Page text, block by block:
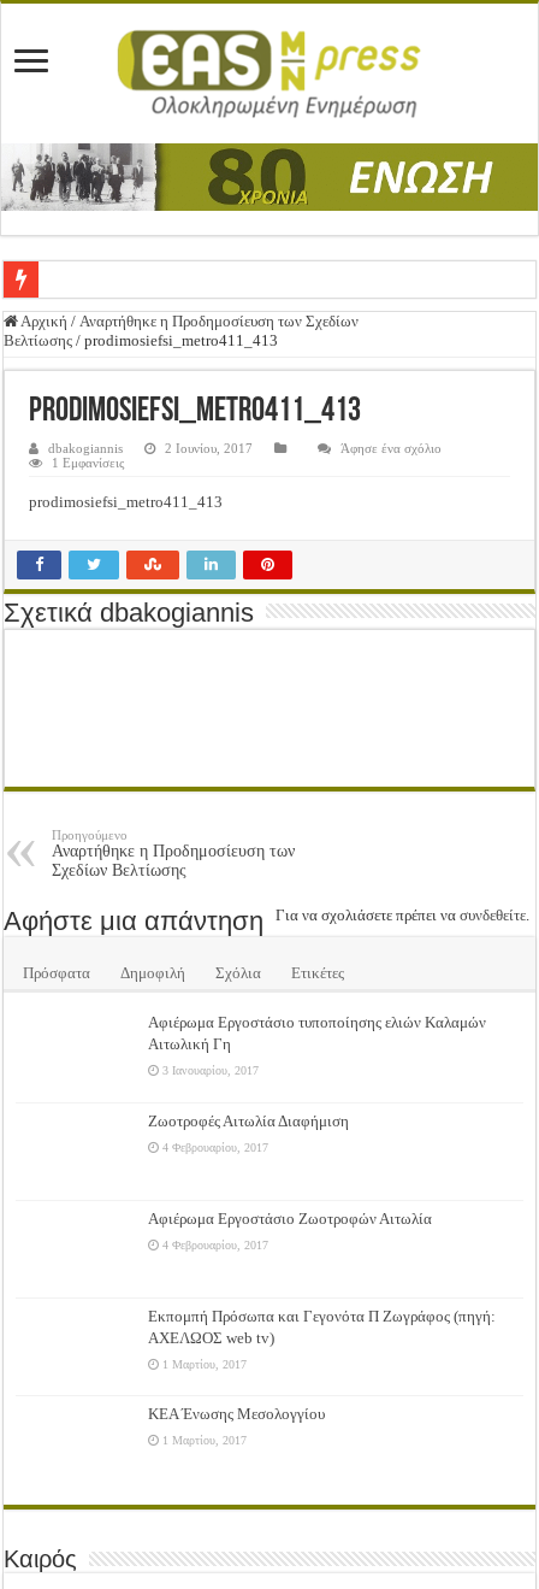
Ένωση Μεσολογγίου: Συγχαρητήρια Επιστολή προς Δήμο Μεσολογγίου
ΕΝΩΣΗ ΜΕΣΟΛΟΓΓΙΟΥ: ΕΚΛΟΓΙΚΗ ΓΕΝΙΚΗ ΣΥΝΕΛΕΥΣΗ
Ανακοίνωση: Επιστροφή ΦΠΑ
Καλά Χριστούγεννα! Καλή Χρονιά!
Tακτική Γενική Συνέλευση του Αγροτικού Συνεταιρισμού Μεσολογγίου-
Η περίοδος συγκομιδής της Ελιάς ξεκίνησε…με Μεγάλες Προσφορές!!
Οι Φθινοπωρινές σπορές ξεκίνησαν!
Αρχική / Αναρτήθηκε η Προδημοσίευση των Σχεδίων
Βελτίωσης / prodimosiefsi_metro411_413
prodimosiefsi_metro411_413
dbakogiannis 2 Ιουνίου, 2017
Άφησε ένα σχόλιο
1 Εμφανίσεις
prodimosiefsi_metro411_413
Σχετικά dbakogiannis
Προηγούμενο
Αναρτήθηκε η Προδημοσίευση των
Σχεδίων Βελτίωσης
Αφήστε μια απάντηση Για να σχολιάσετε πρέπει νασυνδεθείτε.
Πρόσφατα Δημοφιλή Σχόλια Ετικέτες
Αφιέρωμα Εργοστάσιο τυποποίησης ελιών Καλαμών
Αιτωλική Γη
3 Ιανουαρίου, 2017
Ζωοτροφές Αιτωλία Διαφήμιση
4 Φεβρουαρίου, 2017
Αφιέρωμα Εργοστάσιο Ζωοτροφών Αιτωλία
4 Φεβρουαρίου, 2017
Εκπομπή Πρόσωπα και Γεγονότα Π Ζωγράφος (πηγή:
ΑΧΕΛΩΟΣ web tv)
1 Μαρτίου, 2017
ΚΕΑ Ένωσης Μεσολογγίου
1 Μαρτίου, 2017
Καιρός